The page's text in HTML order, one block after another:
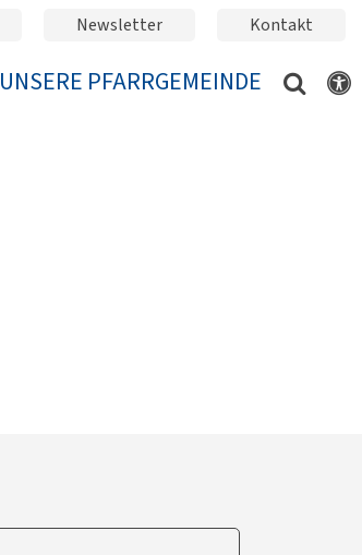
Newsletter Kontakt
UNSERE PFARRGEMEINDE